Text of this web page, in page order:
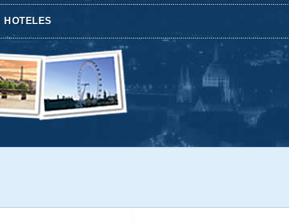
HOTELES